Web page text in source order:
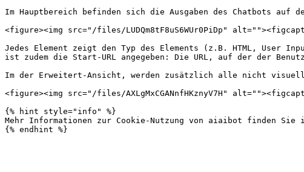
Im Hauptbereich befinden sich die Ausgaben des Chatbots
<figure><img src="/files/LUDQm8tF8uS6WUr0PiDp"
Jedes Element zeigt den Typ des Elements (z.B. HTML, User
ist zudem die Start-URL angegeben: Die URL, auf der der
Im der Erweitert-Ansicht, werden zusätzlich alle nicht
<figure><img src="/files/AXLgMxCGANnfHKznyV7H"
{% hint style="info" %}
Mehr Informationen zur Cookie-Nutzung von aiaibot finden